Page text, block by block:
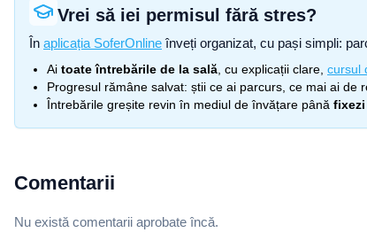
Vrei să iei permisul fără stres?
În aplicația SoferOnline înveți organizat, cu pași simpli:
Ai toate întrebările de la sală , cu explicații clare, cursul
Progresul rămâne salvat: știi ce ai parcurs, ce mai ai de
Întrebările greșite revin în mediul de învățare până
Comentarii
Nu există comentarii aprobate încă.